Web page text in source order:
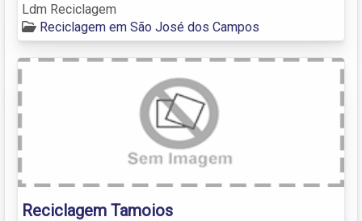
Ldm Reciclagem
Reciclagem em São José dos Campos
Reciclagem Tamoios